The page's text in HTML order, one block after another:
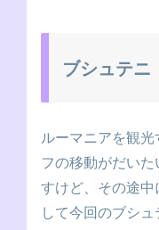
ブシュテ
ルーマニアを観
フの移動がだい
すけど、その途
して今回のブシュ